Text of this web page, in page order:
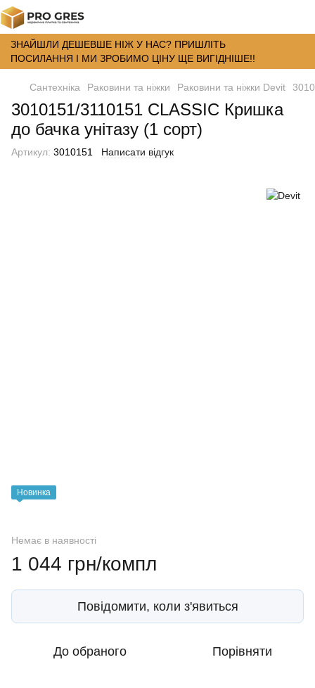
ЗНАЙШЛИ ДЕШЕВШЕ НІЖ У НАС? ПРИШЛІТЬ
ПОСИЛАННЯ І МИ ЗРОБИМО ЦІНУ ЩЕ ВИГІДНІШЕ!!
Сантехніка Раковини та ніжки Раковини та ніжки Devit
3010151/3110151 CLASSIC Кришка
до бачка унітазу (1 сорт)
Артикул: 3010151 Написати відгук
Новинка
Немає в наявності
1 044 грн/компл
Повідомити, коли з'явиться
До обраного Порівняти